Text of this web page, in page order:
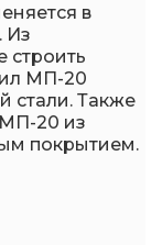
в
Из
МП-20
стали. Также
20 из
покрытием.